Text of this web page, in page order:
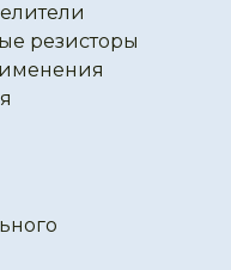
резисторы